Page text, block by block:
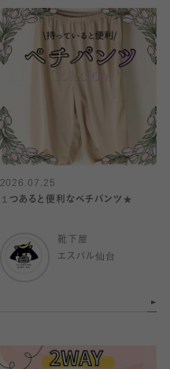
2026.07.25
１つあると便利なベチパンツ★
靴下屋
エスパル仙台